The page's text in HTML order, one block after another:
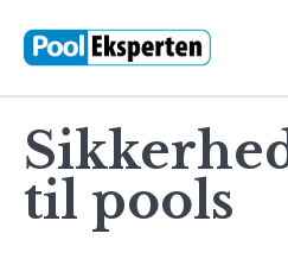
til pools